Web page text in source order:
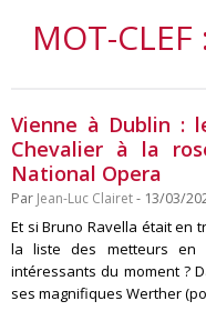
MOT-
Vienne à Dublin :
Chevalier à la
National Opera
Par Jean-Luc Clairet- 13/03/
Et si Bruno Ravella était en
la liste des metteurs en
intéressants du moment ?
ses magnifiques Werther